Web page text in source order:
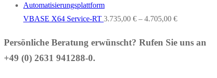
Automatisierungsplattform
VBASE X64 Service-RT 3.735,00 € – 4.705,00 €
Persönliche Beratung erwünscht? Rufen Sie uns an
+49 (0) 2631 941288-0.